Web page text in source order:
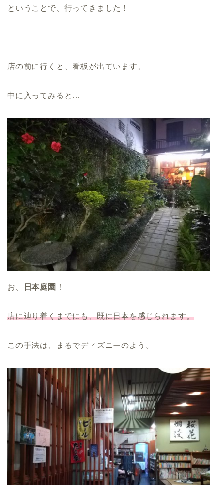
ということで、行ってきました！
店の前に行くと、看板が出ています。
中に入ってみると…
お、 日本庭園 ！
店に辿り着くまでにも、既に日本を感じられます。
この手法は、まるでディズニーのよう。